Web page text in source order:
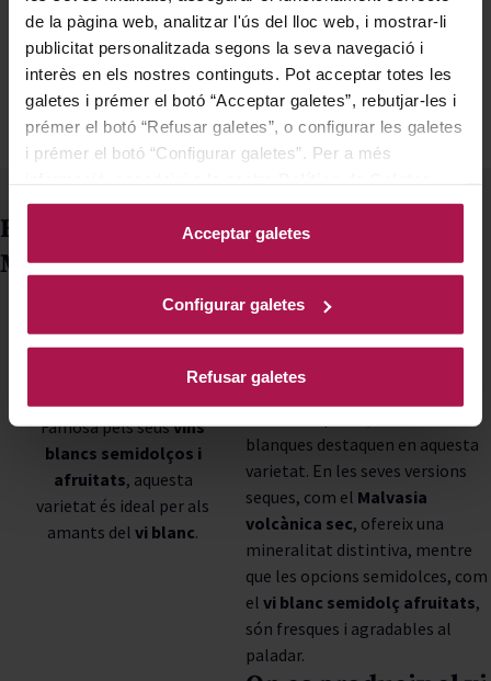
de la pàgina web, analitzar l'ús del lloc web, i mostrar-li
publicitat personalitzada segons la seva navegació i
interès en els nostres continguts. Pot acceptar totes les
galetes i prémer el botó “Acceptar galetes”, rebutjar-les i
prémer el botó “Refusar galetes”, o configurar les galetes
i prémer el botó “Configurar galetes”. Per a més
Acceptar galetes
Configurar galetes
Refusar galetes
Els millors vins
Malvasía
Descobreix els vins de
, una varietat
amb un sabor únic que
encanta per la seva
Famosa pels seusvins
blancs semidolços i
afruitats, aquesta
varietat és ideal per als
amants del vi blanc.
A què sap el vi
Malvasia?
Elvi Malvasiaes caracteritza
sabor equilibrat. Notes de
blanques destaquen en aquesta
varietat. En les seves versions
seques, com el Malvasia
volcànica sec, ofereix una
mineralitat distintiva, mentre
que les opcions semidolces, com
el vi blanc semidolç afruitats,
són fresques i agradables al
paladar.